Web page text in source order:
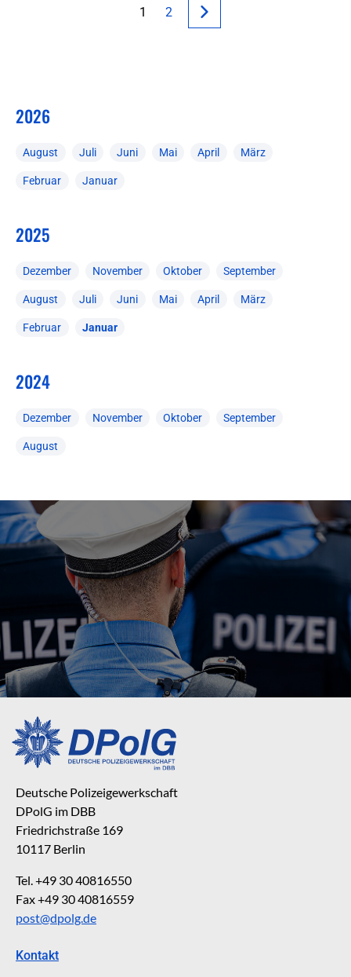
1 2
2026
August Juli Juni Mai April März
Februar Januar
2025
Dezember November Oktober September
August Juli Juni Mai April März
Februar Januar
2024
Dezember November Oktober September
August
Deutsche Polizeigewerkschaft
DPolG im DBB
Friedrichstraße 169
10117 Berlin
Tel. +49 30 40816550
Fax +49 30 40816559
post@dpolg.de
Kontakt